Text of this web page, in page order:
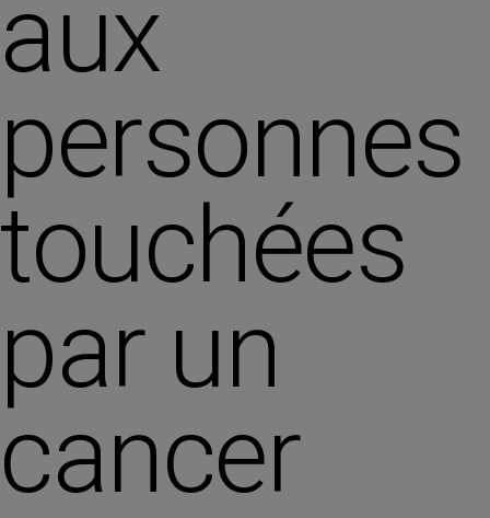
aux
personnes
touchées
par un
cancer